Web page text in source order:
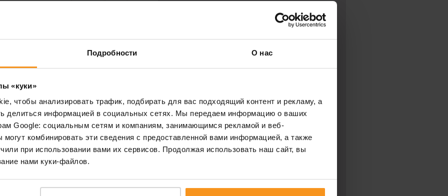
Подробности О нас
«куки»
чтобы анализировать трафик, подбирать для вас подходящий контент и рекламу, а
делиться информацией в социальных сетях. Мы передаем информацию о ваших
Google: социальным сетям и компаниям, занимающимся рекламой и веб-
комбинировать эти сведения с предоставленной вами информацией, а также
при использовании вами их сервисов. Продолжая использовать наш сайт, вы
нами куки-файлов.
лечением храпа. Во
обучения я занималась
терапией пациентов с
неинвазивное лазерное
успехом у пациентов. В
лазерного терапевта, и
сертификата
экзамен по
философии (PhD),
по специальности
ПОЖАЛУЙСТА,
ПЕРЕЗВОНИ МНЕ:
ОБЪЕКТ:
СООБЩЕНИЕ: